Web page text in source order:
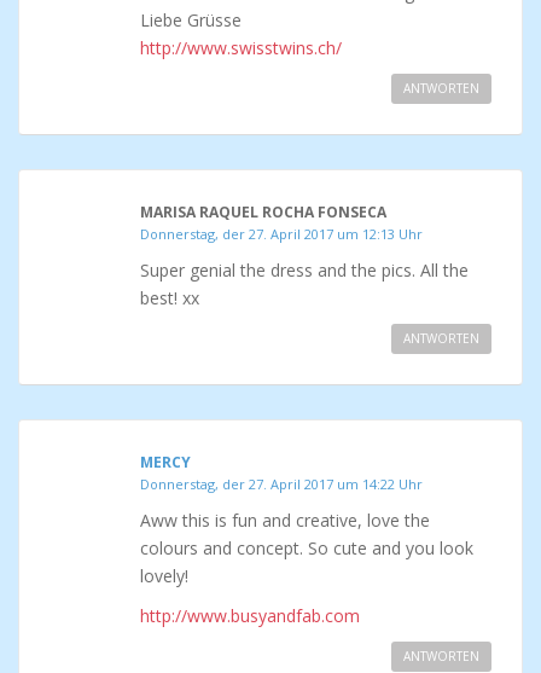
Liebe Grüsse
http://www.swisstwins.ch/
ANTWORTEN
MARISA RAQUEL ROCHA FONSECA
Donnerstag, der 27. April 2017 um 12:13 Uhr
Super genial the dress and the pics. All the
best! xx
ANTWORTEN
MERCY
Donnerstag, der 27. April 2017 um 14:22 Uhr
Aww this is fun and creative, love the
colours and concept. So cute and you look
lovely!
http://www.busyandfab.com
ANTWORTEN